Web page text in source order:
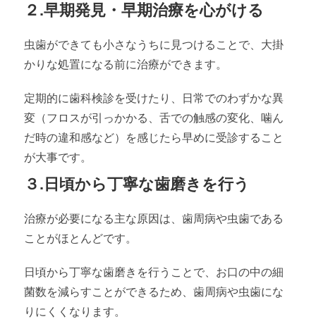
２.早期発見・早期治療を心がける
虫歯ができても小さなうちに見つけることで、大掛
かりな処置になる前に治療ができます。
定期的に歯科検診を受けたり、日常でのわずかな異
変（フロスが引っかかる、舌での触感の変化、噛ん
だ時の違和感など）を感じたら早めに受診すること
が大事です。
３.日頃から丁寧な歯磨きを行う
治療が必要になる主な原因は、歯周病や虫歯である
ことがほとんどです。
日頃から丁寧な歯磨きを行うことで、お口の中の細
菌数を減らすことができるため、歯周病や虫歯にな
りにくくなります。